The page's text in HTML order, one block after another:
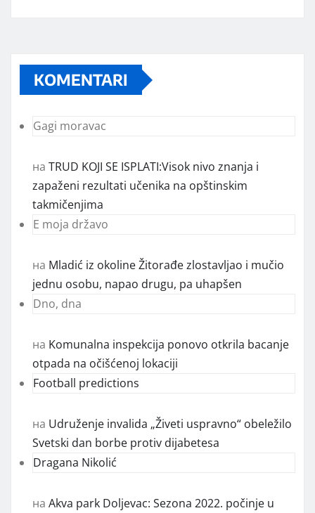
KOMENTARI
Gagi moravac
на TRUD KOJI SE ISPLATI:Visok nivo znanja i
zapaženi rezultati učenika na opštinskim
takmičenjima
E moja državo
на Mladić iz okoline Žitorađe zlostavljao i mučio
jednu osobu, napao drugu, pa uhapšen
Dno, dna
на Komunalna inspekcija ponovo otkrila bacanje
otpada na očišćenoj lokaciji
Football predictions
на Udruženje invalida „Živeti uspravno“ obeležilo
Svetski dan borbe protiv dijabetesa
Dragana Nikolić
на Akva park Doljevac: Sezona 2022. počinje u